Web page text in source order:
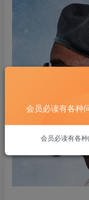
会员必读有各种
会员必读有各